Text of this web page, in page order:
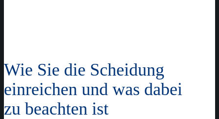
Wie Sie die Scheidung
einreichen und was dabei
zu beachten ist